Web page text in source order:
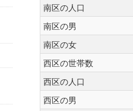
南区の人口
南区の男
南区の女
西区の世帯数
西区の人口
西区の男